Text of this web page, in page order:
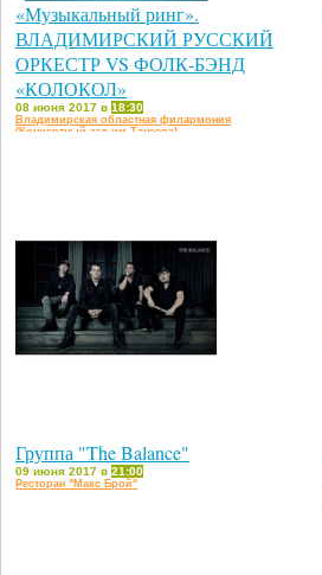
«Музыкальный ринг».
ВЛАДИМИРСКИЙ РУССКИЙ
ОРКЕСТР VS ФОЛК-БЭНД
«КОЛОКОЛ»
08 июня 2017 в 18:30
Владимирская областная филармония
(Концертный зал им.Танеева)
Группа "The Balance"
09 июня 2017 в 21:00
Ресторан "Макс Брой"